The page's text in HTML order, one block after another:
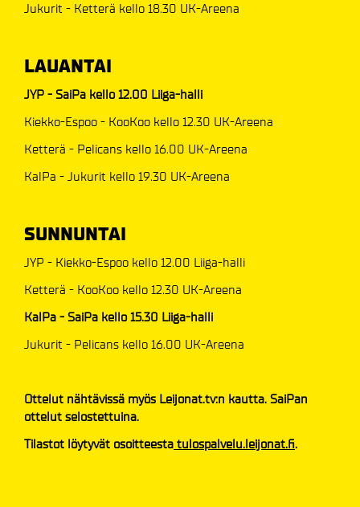
Jukurit - Ketterä kello 18.30 UK-Areena
LAUANTAI
JYP - SaiPa kello 12.00 Liiga-halli
Kiekko-Espoo - KooKoo kello 12.30 UK-Areena
Ketterä - Pelicans kello 16.00 UK-Areena
KalPa - Jukurit kello 19.30 UK-Areena
SUNNUNTAI
JYP - Kiekko-Espoo kello 12.00 Liiga-halli
Ketterä - KooKoo kello 12.30 UK-Areena
KalPa - SaiPa kello 15.30 Liiga-halli
Jukurit - Pelicans kello 16.00 UK-Areena
Ottelut nähtävissä myös Leijonat.tv:n kautta. SaiPan
ottelut selostettuina.
Tilastot löytyvät osoitteesta tulospalvelu.leijonat.fi.